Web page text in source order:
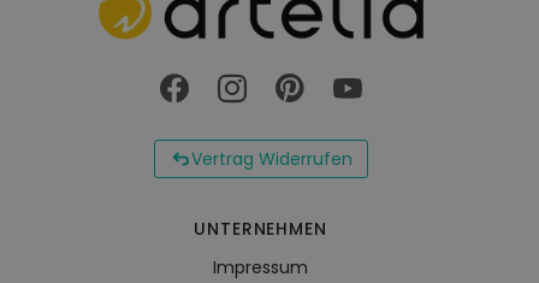
Vertrag Widerrufen
UNTERNEHMEN
Impressum